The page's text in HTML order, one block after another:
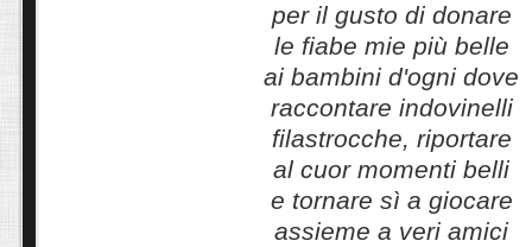
per il gusto di donare
le fiabe mie più belle
ai bambini d'ogni dove
raccontare indovinelli
filastrocche, riportare
al cuor momenti belli
e tornare sì a giocare
assieme a veri amici